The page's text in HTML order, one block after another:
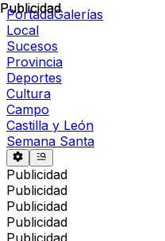
PortadaGalerías
Local
Sucesos
Provincia
Deportes
Cultura
Campo
Castilla y León
Semana Santa
Publicidad
Publicidad
Publicidad
Publicidad
Publicidad
Publicidad